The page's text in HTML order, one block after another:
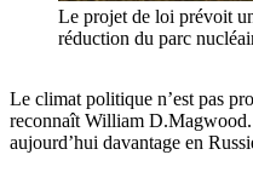
Le projet de loi prévoit
réduction du parc
Le climat politique n’est pas
reconnaît William
aujourd’hui davantage en